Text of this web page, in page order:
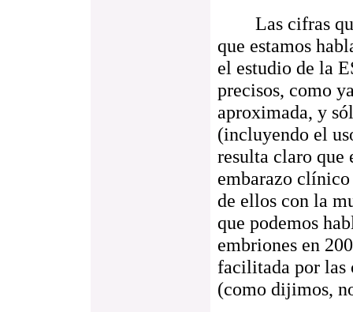
Las cifras que
que estamos
el estudio de la
precisos, como
aproximada, y
(incluyendo el
resulta claro que
embarazo clínico
de ellos con la
que podemos
embriones en
facilitada por las
(como dijimos,